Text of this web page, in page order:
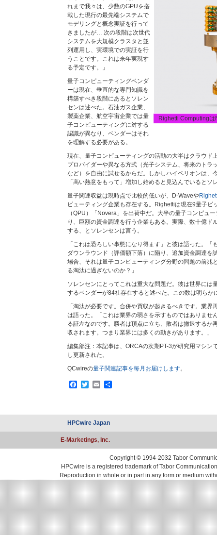
Righetti Computing
れまで我々は、少数のGPUを搭
載した現行の最先端システムで
モデリングと概念実証を行って
きましたが… 次の段階は次世代
システムを大規模クラスタと並
列運用し、実環境での実証を行
うことです。これは来年実現す
る予定です。」
量子コンピューティングベンダ
ーは現在、垂直的な専門知識を
構築すべき段階にあるとソレン
センは述べた。石油ガス企業、
製薬企業、航空宇宙企業では量
子コンピューティングに対する
認識が異なり、ベンダーはそれ
を理解する必要がある。
現在、量子コンピューティングの活動の大半はクラウド
プロバイダーや異なる方式（光子システム、将来のトラ
など）を自由に試せるからだ。しかしハイペリオンは、
「高い熱意をもって」増加し始めると見込んでいるとソ
量子関連収益は現時点で比較的低いが、D-Waveや
ピューティング企業も存在する。Righettiは現在9量子ビ
（QPU）「Novera」を出荷中だ。大半の量子コンピュ
り、巨額の資金調達を行う企業もある。実際、数十億ド
する、とソレンセンは言う。
「これは恐ろしい事態になり得ます」と彼は語った。「
ダウンラウンド（評価額下落）に陥り、追加資金調達を
場合、それは量子コンピューティング分野の問題の前兆
る淘汰に過ぎないのか？」
ソレンセンにとってこれは重大な問題だ。彼は世界には
するベンダーが84社存在すると述べた。この数は明らか
「淘汰が必要です。合併や買収が起きるべきです。業界
は語った。「これは業界の弱さを示すものではありませ
る証左なのです。勝者は頂点に立ち、敗者は撤退するか
収されます。つまり業界には多くの動きがあります。」
編集部注：本記事は、ORCAの次期PT-3が研究用マシン
し更新された。
QCwireの量子関連記事を毎月お届けします。
Facebook
TwitterEmail
共
HPCwire Japan
E-Marketings, Inc.
Copyright © 1994-2032 Tabor
HPCwire is a registered trademark of Tabor
Reproduction in whole or in part in any form or medium